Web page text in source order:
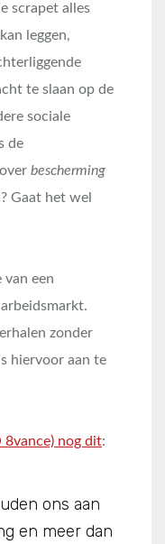
scrapet alles
leggen,
te slaan op de
sociale
de
bescherming
Gaat het wel
van een
zonder
hiervoor aan te
8vance) nog dit:
ons aan
en meer dan